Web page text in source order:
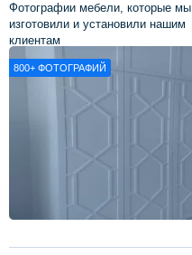
Фотографии мебели, которые мы
изготовили и установили нашим
клиентам
800+ ФОТОГРАФИЙ